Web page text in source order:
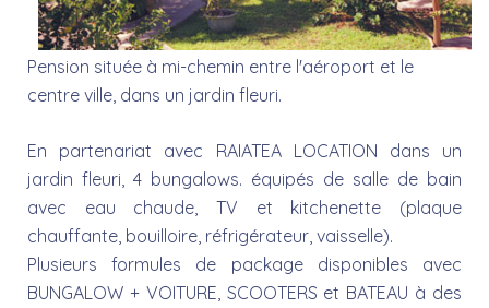
Pension située à mi-chemin entre l'aéroport et le
centre ville, dans un jardin fleuri.
En partenariat avec RAIATEA LOCATION dans un
jardin fleuri, 4 bungalows. équipés de salle de bain
avec eau chaude, TV et kitchenette (plaque
chauffante, bouilloire, réfrigérateur, vaisselle).
Plusieurs formules de package disponibles avec
BUNGALOW + VOITURE, SCOOTERS et BATEAU à des